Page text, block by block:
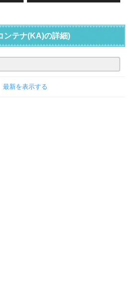
ンテナ(KA)の詳細)
最新を表示する